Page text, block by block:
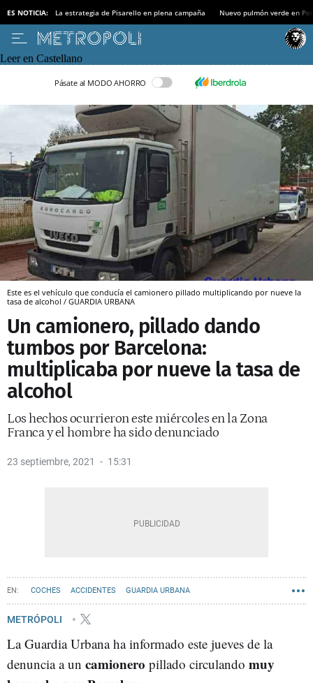
ES NOTICIA: La estrategia de Pisarello en plena campaña Nuevo pulmón verde en
Leer en Castellano
Pásate al MODO AHORRO
Este es el vehículo que conducía el camionero pillado multiplicando por nueve la
tasa de alcohol / GUARDIA URBANA
Un camionero, pillado dando
tumbos por Barcelona:
multiplicaba por nueve la tasa de
alcohol
Los hechos ocurrieron este miércoles en la Zona
Franca y el hombre ha sido denunciado
23 septiembre, 2021 15:31
COCHES ACCIDENTES GUARDIA URBANA
METRÓPOLI
La Guardia Urbana ha informado este jueves de la
denuncia a un camionero pillado circulando muy